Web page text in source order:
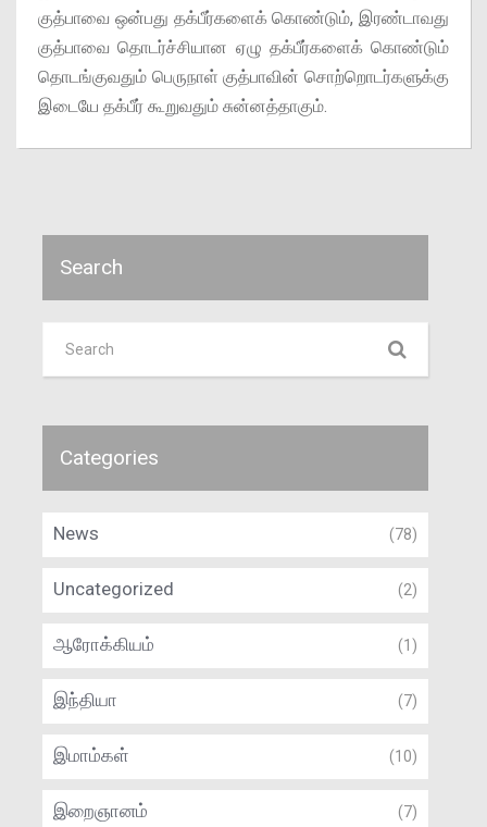
குத்பாவை ஒன்பது தக்பீர்களைக் கொண்டும், இரண்டாவது
குத்பாவை தொடர்ச்சியான ஏழு தக்பீர்களைக் கொண்டும்
தொடங்குவதும் பெருநாள் குத்பாவின் சொற்றொடர்களுக்கு
இடையே தக்பீர் கூறுவதும் சுன்னத்தாகும்.
Search
Categories
News (78)
Uncategorized (2)
ஆரோக்கியம் (1)
இந்தியா (7)
இமாம்கள் (10)
இறைஞானம் (7)